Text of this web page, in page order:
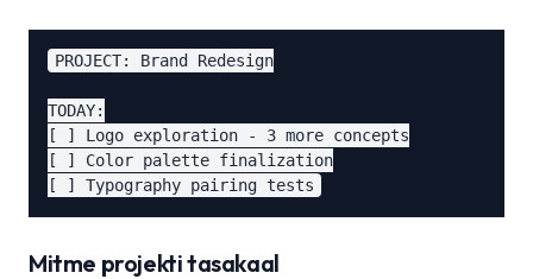
PROJECT: Brand Redesign
TODAY:
[ ] Logo exploration - 3 more concepts
[ ] Color palette finalization
Mitme projekti tasakaal